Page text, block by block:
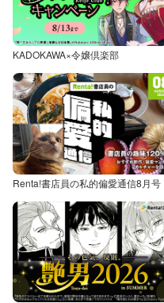
KADOKAWA×令嬢倶楽部
Renta!書店員の私的偏愛通信8月号